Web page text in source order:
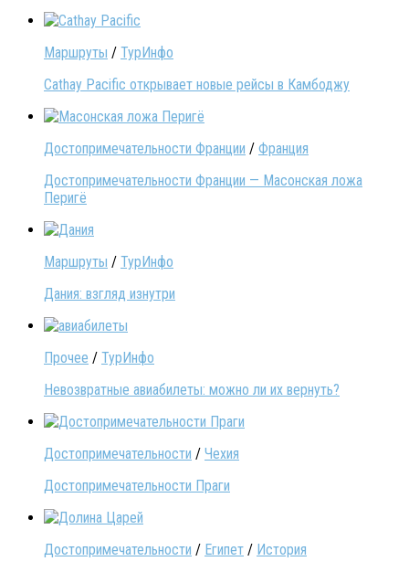
Маршруты / ТурИнфо
Cathay Pacific открывает новые рейсы в Камбоджу
Достопримечательности Франции / Франция
Достопримечательности Франции — Масонская ложа
Перигё
Маршруты / ТурИнфо
Дания: взгляд изнутри
Прочее / ТурИнфо
Невозвратные авиабилеты: можно ли их вернуть?
Достопримечательности / Чехия
Достопримечательности Праги
Достопримечательности / Египет / История